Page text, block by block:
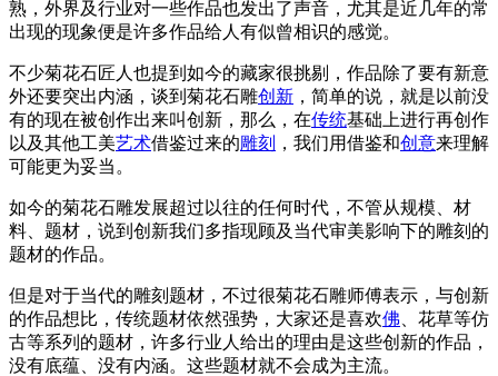
熟，外界及行业对一些作品也发出了声音，尤其是近几年的常
出现的现象便是许多作品给人有似曾相识的感觉。
不少菊花石匠人也提到如今的藏家很挑剔，作品除了要有新意
外还要突出内涵，谈到菊花石雕创新 ，简单的说，就是以前没
有的现在被创作出来叫创新，那么，在传统基础上进行再创作
以及其他工美艺术借鉴过来的雕刻 ，我们用借鉴和创意来理解
可能更为妥当。
如今的菊花石雕发展超过以往的任何时代，不管从规模、材
料、题材，说到创新我们多指现顾及当代审美影响下的雕刻的
题材的作品。
但是对于当代的雕刻题材，不过很菊花石雕师傅表示，与创新
的作品想比，传统题材依然强势，大家还是喜欢佛 、花草等仿
古等系列的题材，许多行业人给出的理由是这些创新的作品，
没有底蕴、没有内涵。这些题材就不会成为主流。